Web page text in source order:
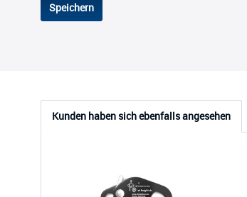
Speichern
Kunden haben sich ebenfalls angesehen